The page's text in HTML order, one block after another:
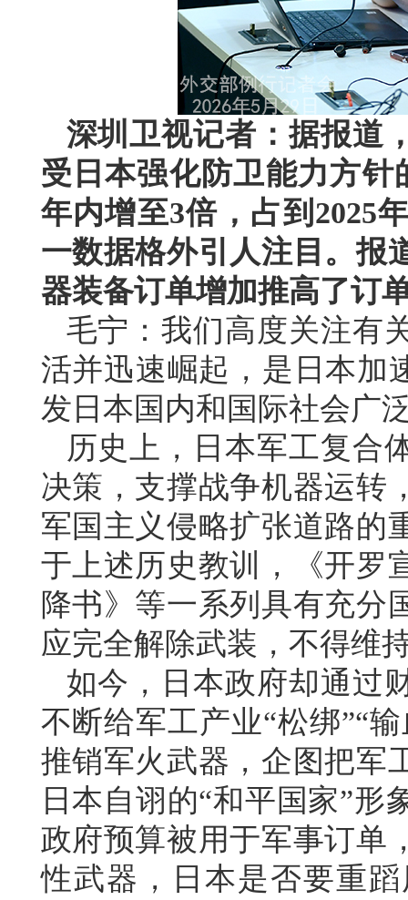
深圳卫视记者：据报道
受日本强化防卫能力方
年内增至3倍，占到2025
一数据格外引人注目。报
器装备订单增加推高了订
毛宁：我们高度关注有
活并迅速崛起，是日本加
发日本国内和国际社会广
历史上，日本军工复合
决策，支撑战争机器运转
军国主义侵略扩张道路的
于上述历史教训，《开罗
降书》等一系列具有充分
应完全解除武装，不得维
如今，日本政府却通过
不断给军工产业“松绑”“
推销军火武器，企图把军
日本自诩的“和平国家”形
政府预算被用于军事订单
性武器，日本是否要重